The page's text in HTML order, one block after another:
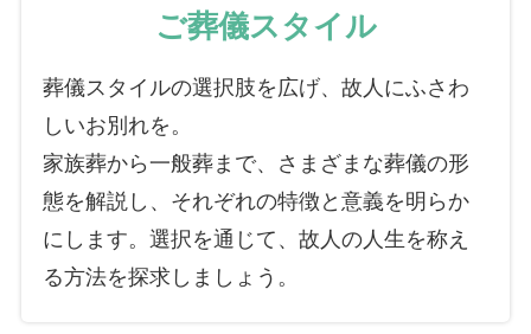
ご葬儀スタイル
葬儀スタイルの選択肢を広げ、故人にふさわ
しいお別れを。
家族葬から一般葬まで、さまざまな葬儀の形
態を解説し、それぞれの特徴と意義を明らか
にします。選択を通じて、故人の人生を称え
る方法を探求しましょう。